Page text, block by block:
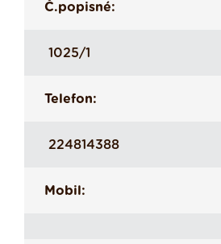
Č.popisné:
1025/1
Telefon:
224814388
Mobil: